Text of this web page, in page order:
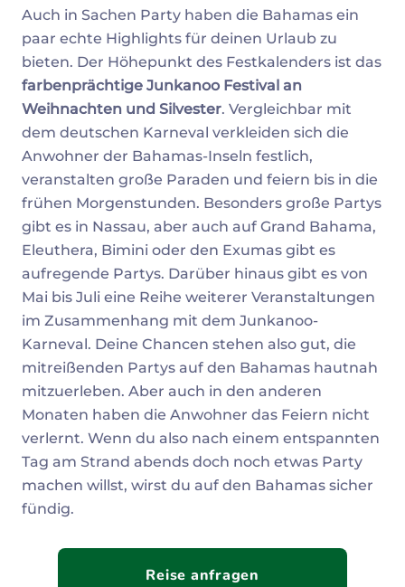
Auch in Sachen Party haben die Bahamas ein
paar echte Highlights für deinen Urlaub zu
bieten. Der Höhepunkt des Festkalenders ist das
farbenprächtige Junkanoo Festival an
Weihnachten und Silvester. Vergleichbar mit
dem deutschen Karneval verkleiden sich die
Anwohner der Bahamas-Inseln festlich,
veranstalten große Paraden und feiern bis in die
frühen Morgenstunden. Besonders große Partys
gibt es in Nassau, aber auch auf Grand Bahama,
Eleuthera, Bimini oder den Exumas gibt es
aufregende Partys. Darüber hinaus gibt es von
Mai bis Juli eine Reihe weiterer Veranstaltungen
im Zusammenhang mit dem Junkanoo-
Karneval. Deine Chancen stehen also gut, die
mitreißenden Partys auf den Bahamas hautnah
mitzuerleben. Aber auch in den anderen
Monaten haben die Anwohner das Feiern nicht
verlernt. Wenn du also nach einem entspannten
Tag am Strand abends doch noch etwas Party
machen willst, wirst du auf den Bahamas sicher
fündig.
Reise anfragen